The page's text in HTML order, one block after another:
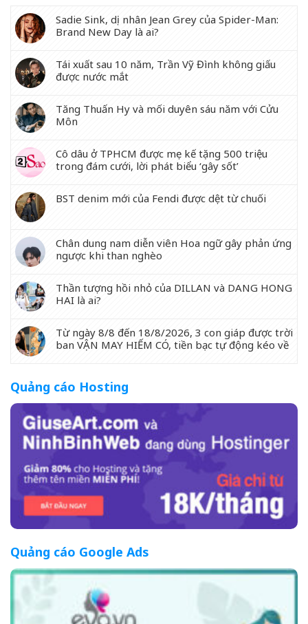
Sadie Sink, dị nhân Jean Grey của Spider-Man:
Brand New Day là ai?
Tái xuất sau 10 năm, Trần Vỹ Đình không giấu
được nước mắt
Tăng Thuấn Hy và mối duyên sáu năm với Cửu
Môn
Cô dâu ở TPHCM được mẹ kế tặng 500 triệu
trong đám cưới, lời phát biểu ‘gây sốt’
BST denim mới của Fendi được dệt từ chuối
Chân dung nam diễn viên Hoa ngữ gây phản ứng
ngược khi than nghèo
Thần tượng hồi nhỏ của DILLAN và DANG HONG
HAI là ai?
Từ ngày 8/8 đến 18/8/2026, 3 con giáp được trời
ban VẬN MAY HIẾM CÓ, tiền bạc tự động kéo về
Quảng cáo Hosting
Quảng cáo Google Ads